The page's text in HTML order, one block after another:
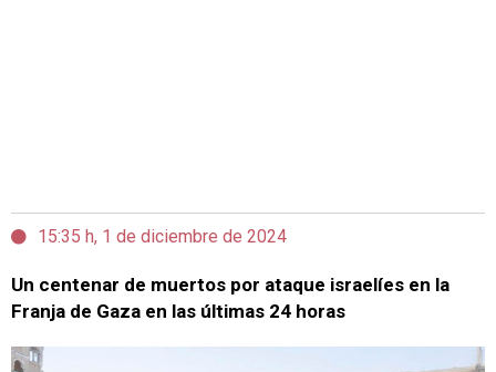
15:35 h, 1 de diciembre de 2024
Un centenar de muertos por ataque israelíes en la
Franja de Gaza en las últimas 24 horas